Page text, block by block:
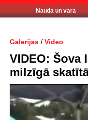
Nauda un vara
Galerijas / Video
VIDEO: Šova
milzīgā